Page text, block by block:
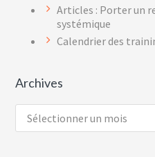
Articles : Porter un
systémique
Calendrier des
Archives
Archives